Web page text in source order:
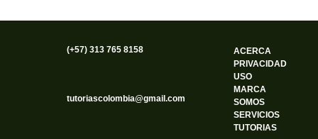
(+57) 313 765 8158
tutoriascolombia@gmail.com
ACERCA
PRIVACIDAD
USO
MARCA
SOMOS
SERVICIOS
TUTORIAS